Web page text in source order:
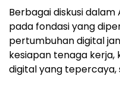
Berbagai diskusi
pada fondasi yang
pertumbuhan digital
kesiapan tenaga kerja,
digital yang tepercaya,